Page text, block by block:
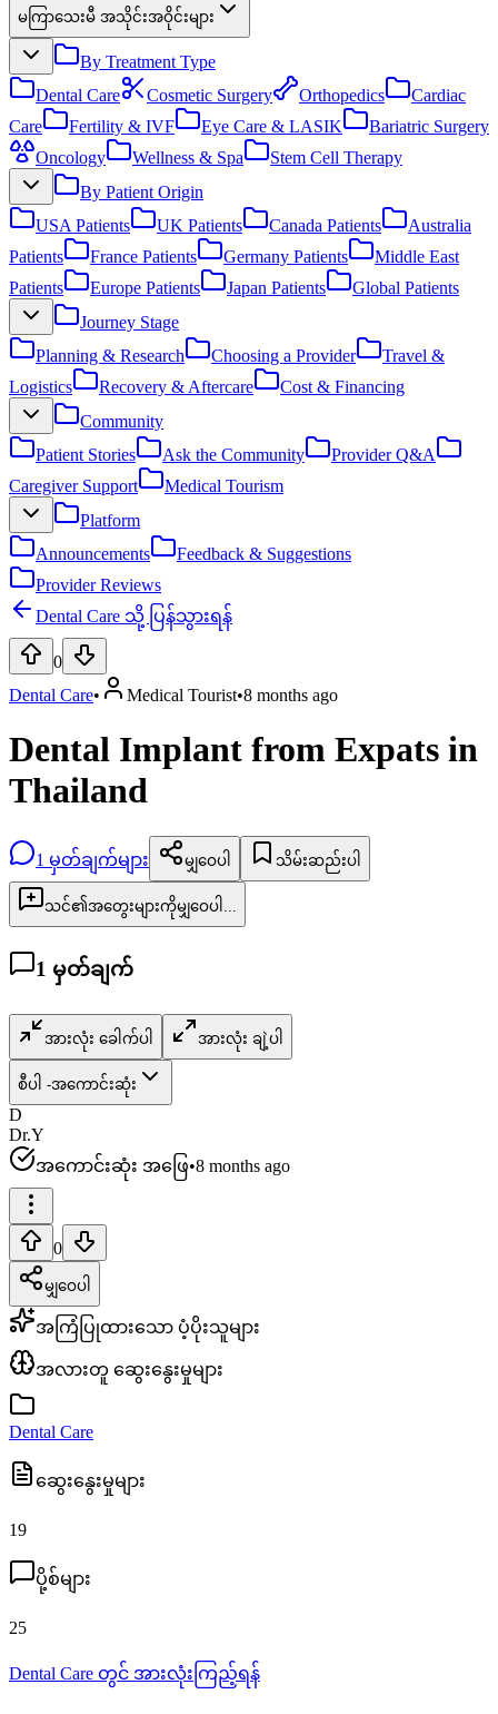
မကြာသေးမီ အသိုင်းအဝိုင်းများ
By Treatment Type
Dental Care
Cosmetic Surgery Orthopedics
Cardiac
Care
Fertility & IVF Eye Care & LASIK
Bariatric Surgery
Oncology
Wellness & Spa
Stem Cell Therapy
By Patient Origin
USA Patients
UK Patients Canada Patients
Australia
Patients
France Patients Germany Patients
Middle East
Patients
Europe Patients Japan Patients
Global Patients
Journey Stage
Planning & Research
Choosing a Provider
Travel &
Logistics
Recovery & Aftercare
Cost & Financing
Community
Patient Stories
Ask the Community
Provider Q&A
Caregiver Support
Medical Tourism
Platform
Announcements
Feedback & Suggestions
Provider Reviews
Dental Care သို့ ပြန်သွားရန်
0
Dental Care• Medical Tourist•8 months ago
Dental Implant from Expats in
Thailand
1 မှတ်ချက်များ မျှဝေပါ သိမ်းဆည်းပါ
သင်၏အတွေးများကိုမျှဝေပါ...
1 မှတ်ချက်
အားလုံး ခေါက်ပါ အားလုံး ချဲ့ပါ
စီပါ -အကောင်းဆုံး
D
Dr.Y
အကောင်းဆုံး အဖြေ•8 months ago
0
မျှဝေပါ
အကြံပြုထားသော ပံ့ပိုးသူများ
အလားတူ ဆွေးနွေးမှုများ
Dental Care
ဆွေးနွေးမှုများ
19
ပို့စ်များ
25
Dental Care တွင် အားလုံးကြည့်ရန်